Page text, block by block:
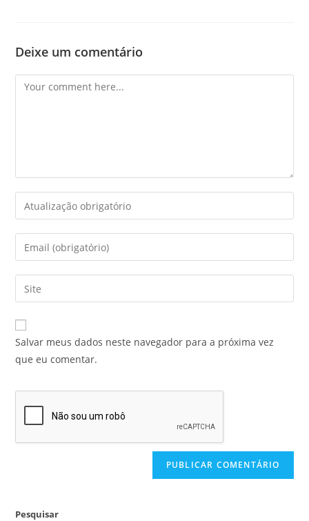
Deixe um comentário
Salvar meus dados neste navegador para a próxima vez
que eu comentar.
Pesquisar